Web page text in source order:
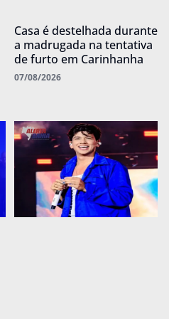
Casa é destelhada durante
a madrugada na tentativa
de furto em Carinhanha
07/08/2026